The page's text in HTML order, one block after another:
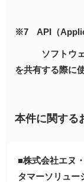
※7 API（
ソフトウェア
を共有する際に
本件に関する
■株式会社エヌ
タマーソリュー